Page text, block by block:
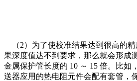
（2）为了使校准结果达到很高的
果深度值达不到要求，那么就会形成
金属保护管长度的 10 ～ 15 倍。比
送器应用的热电阻元件会配有套管，